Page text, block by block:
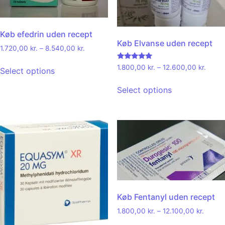
Køb efedrin uden recept
1.720,00 kr. – 8.540,00 kr.
Select options
Køb Elvanse uden recept
Rated
4.92
1.800,00 kr. – 12.600,00 kr.
Select options
Køb Fentanyl uden recept
1.800,00 kr. – 12.100,00 kr.